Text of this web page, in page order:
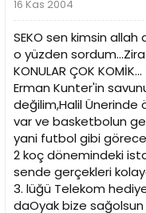
16 Kas 2004
SEKO sen kimsin
o yüzden sordum...Zira
KONULAR ÇOK KOMİK...
Erman Kunter'in
değilim,Halil
var ve basketbolun
yani futbol gibi
2 koç dönemindeki
sende gerçekleri
3. lüğü Telekom
daOyak bize